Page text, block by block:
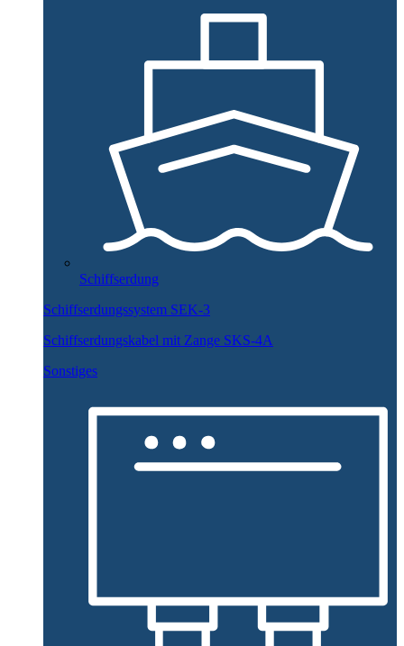
Schiffserdung
Schiffserdungssystem SEK-3
Schiffserdungskabel mit Zange SKS-4A
Sonstiges